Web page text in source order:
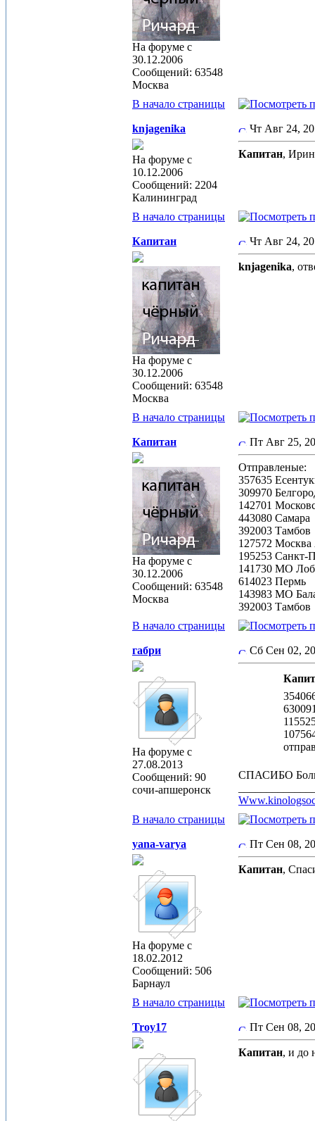
На форуме с
30.12.2006
Сообщений: 63548
Москва
В начало страницы
knjagenika
На форуме с
10.12.2006
Сообщений: 2204
Калининград
Чт Авг 24,
Капитан,
В начало страницы
Капитан
На форуме с
30.12.2006
Сообщений: 63548
Москва
Чт Авг 24,
knjagenika,
В начало страницы
Капитан
На форуме с
30.12.2006
Сообщений: 63548
Москва
Пт Авг 25,
Отправленые:
357635
309970
142701
443080 Самара
392003 Тамбов
127572 Москва
195253 Санкт-
141730 МО
614023 Пермь
143983 МО
392003 Тамбов
В начало страницы
габри
На форуме с
27.08.2013
Сообщений: 90
сочи-апшеронск
Сб Сен 02,
СПАСИБО
В начало страницы
yana-varya
На форуме с
18.02.2012
Сообщений: 506
Барнаул
Пт Сен 08,
Капитан,
В начало страницы
Troy17 Пт Сен 08,
Капитан, и до